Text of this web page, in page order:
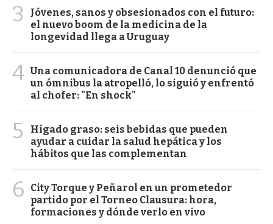
3
Jóvenes, sanos y obsesionados con el futuro:
el nuevo boom de la medicina de la
longevidad llega a Uruguay
4 Una comunicadora de Canal 10 denunció que
un ómnibus la atropelló, lo siguió y enfrentó
al chofer: "En shock"
5
Hígado graso: seis bebidas que pueden
ayudar a cuidar la salud hepática y los
hábitos que las complementan
6
City Torque y Peñarol en un prometedor
partido por el Torneo Clausura: hora,
formaciones y dónde verlo en vivo